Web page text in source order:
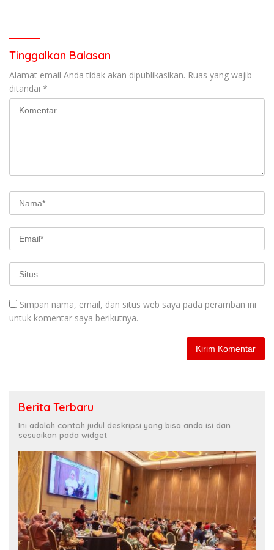
Tinggalkan Balasan
Alamat email Anda tidak akan dipublikasikan. Ruas yang wajib
ditandai *
Simpan nama, email, dan situs web saya pada peramban ini
untuk komentar saya berikutnya.
Berita Terbaru
Ini adalah contoh judul deskripsi yang bisa anda isi dan
sesuaikan pada widget